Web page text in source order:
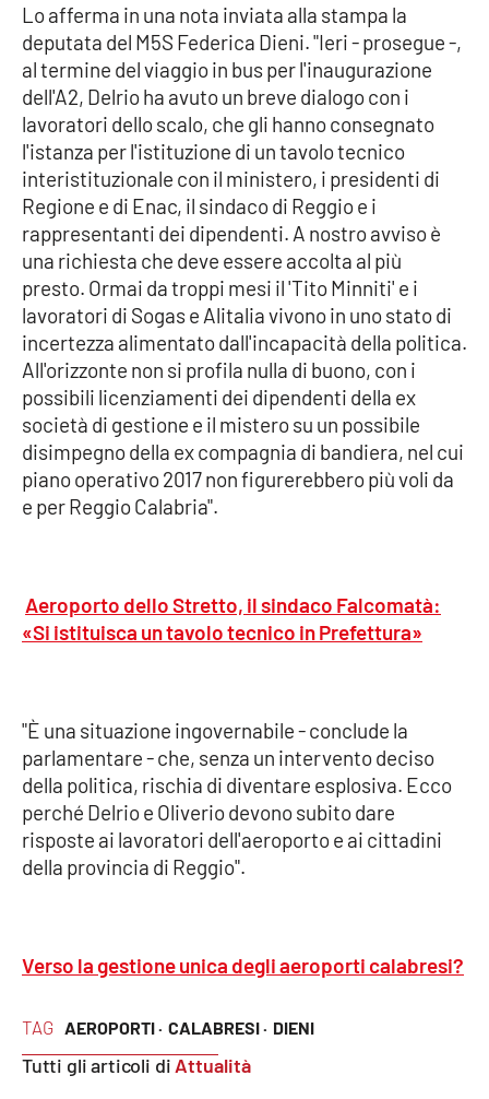
Cronaca
Cultura
Economia e Lavoro
Politica
Sanità
Società
Sport
RUBRICHE
Good Morning Vietnam
Leggendo Alvaro insieme
Le perfidie di Antonella Grippo
Venti di comunicazione
STREAMING
LaC Network
LaC OnAir
TAG AEROPORTI · CALABRESI · DIENI
Tutti gli articoli di Attualità
Lo afferma in una nota inviata alla stampa la
deputata del M5S Federica Dieni. "Ieri - prosegue -,
al termine del viaggio in bus per l'inaugurazione
dell'A2, Delrio ha avuto un breve dialogo con i
lavoratori dello scalo, che gli hanno consegnato
l'istanza per l'istituzione di un tavolo tecnico
interistituzionale con il ministero, i presidenti di
Regione e di Enac, il sindaco di Reggio e i
rappresentanti dei dipendenti. A nostro avviso è
una richiesta che deve essere accolta al più
presto. Ormai da troppi mesi il 'Tito Minniti' e i
lavoratori di Sogas e Alitalia vivono in uno stato di
incertezza alimentato dall'incapacità della politica.
All'orizzonte non si profila nulla di buono, con i
possibili licenziamenti dei dipendenti della ex
società di gestione e il mistero su un possibile
disimpegno della ex compagnia di bandiera, nel cui
piano operativo 2017 non figurerebbero più voli da
e per Reggio Calabria".
Aeroporto dello Stretto, il sindaco Falcomatà:
«Si istituisca un tavolo tecnico in Prefettura»
"È una situazione ingovernabile - conclude la
parlamentare - che, senza un intervento deciso
della politica, rischia di diventare esplosiva. Ecco
perché Delrio e Oliverio devono subito dare
risposte ai lavoratori dell'aeroporto e ai cittadini
della provincia di Reggio".
Verso la gestione unica degli aeroporti calabresi?